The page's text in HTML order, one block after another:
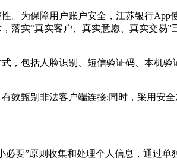
。为保障用户账户安全，江苏银行App
落实“真实客户、真实意愿、真实交易”
，包括人脸识别、短信验证码、本机
效甄别非法客户端连接;同时，采用安
要”原则收集和处理个人信息，通过单